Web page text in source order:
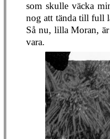
som skulle väcka
nog att tända till full
Så nu, lilla Moran,
vara.